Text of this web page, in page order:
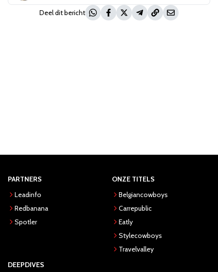
Deel dit bericht
PARTNERS
Leadinfo
Redbanana
Spotler
ONZE TITELS
Belgiancowboys
Carrepublic
Eatly
Stylecowboys
Travelvalley
DEEPDIVES